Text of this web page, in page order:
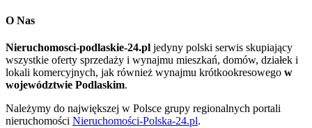
O Nas
Nieruchomosci-podlaskie-24.pl jedyny polski serwis skupiający
wszystkie oferty sprzedaży i wynajmu mieszkań, domów, działek i
lokali komercyjnych, jak również wynajmu krótkookresowego w
województwie Podlaskim.
Należymy do największej w Polsce grupy regionalnych portali
nieruchomości Nieruchomości-Polska-24.pl.